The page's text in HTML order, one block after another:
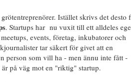
Istället skrivs det desto
. Startups har nu vuxit till ett alldeles
events, företag, inkubatorer och
tar säkert för givet att en
person som vill ha - men ännu inte fått -
på väg mot en "riktig" startup.